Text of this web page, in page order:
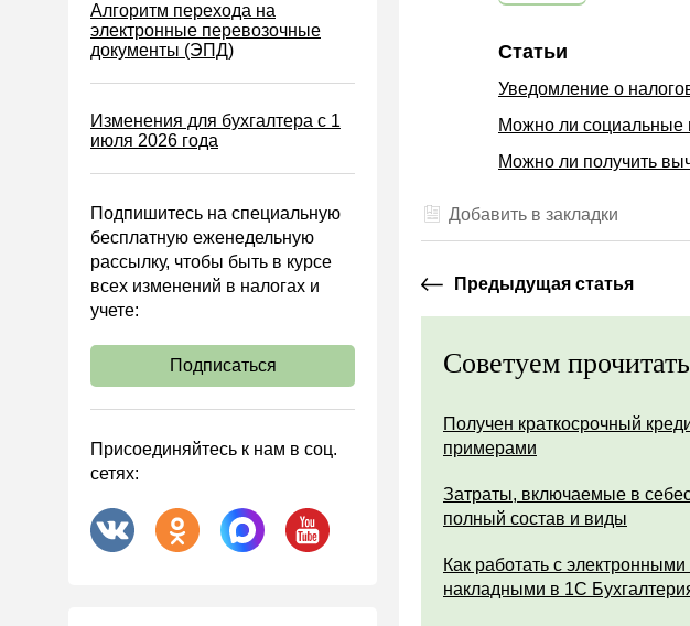
Онлайн-кассы ККТ ККМ
Управленческий учет
Анализ хозяйственной
Охрана труда и аттестация
Охрана труда
Налоговое планирование
Финансовый контроль
Договоры
ООО
АО
Госзакупки
Алгоритм перехода на
электронные перевозочные
документы (ЭПД)
Изменения для бухгалтера с 1
июля 2026 года
Подпишитесь на специальную
бесплатную еженедельную
рассылку, чтобы быть в курсе
всех изменений в налогах и
учете:
Подписаться
Присоединяйтесь к нам в соц.
сетях:
Статьи
Уведомление о
Можно ли социальные
Можно ли получить
Добавить в закладки
Предыдущая статья
Советуем прочитать
Получен краткосрочный
примерами
Затраты, включаемые в
полный состав и виды
Как работать с
накладными в 1С